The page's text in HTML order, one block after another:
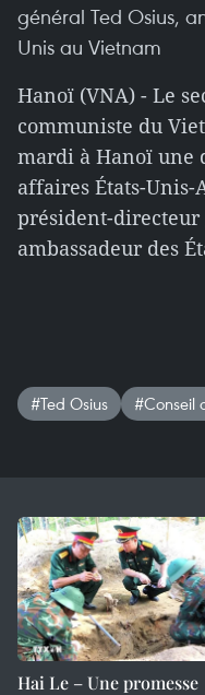
général Ted Osius,
Unis au Vietnam
Hanoï (VNA) - Le
communiste du
mardi à Hanoï une
affaires États-Unis-
président-directeur
ambassadeur des
#Ted Osius #Conseil
Hai Le – Une promesse